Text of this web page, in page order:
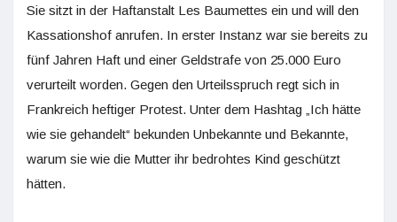
Sie sitzt in der Haftanstalt Les Baumettes ein und will den
Kassationshof anrufen. In erster Instanz war sie bereits zu
fünf Jahren Haft und einer Geldstrafe von 25.000 Euro
verurteilt worden. Gegen den Urteilsspruch regt sich in
Frankreich heftiger Protest. Unter dem Hashtag „Ich hätte
wie sie gehandelt“ bekunden Unbekannte und Bekannte,
warum sie wie die Mutter ihr bedrohtes Kind geschützt
hätten.